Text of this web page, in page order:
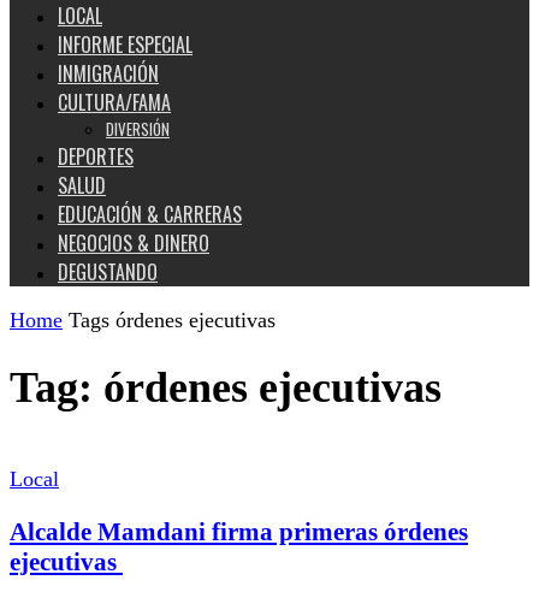
LOCAL
INFORME ESPECIAL
INMIGRACIÓN
CULTURA/FAMA
DIVERSIÓN
DEPORTES
SALUD
EDUCACIÓN & CARRERAS
NEGOCIOS & DINERO
DEGUSTANDO
Home Tags órdenes ejecutivas
Tag: órdenes ejecutivas
Local
Alcalde Mamdani firma primeras órdenes
ejecutivas